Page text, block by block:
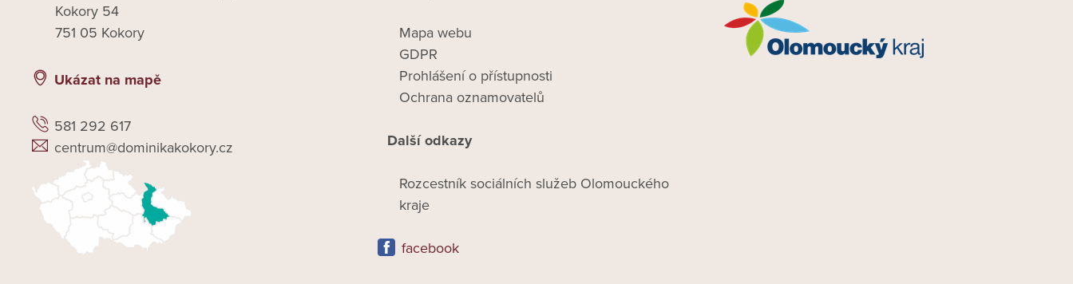
Kokory 54
751 05 Kokory
Ukázat na mapě
581 292 617
centrum@dominikakokory.cz
Mapa webu
GDPR
Prohlášení o přístupnosti
Ochrana oznamovatelů
Další odkazy
Rozcestník sociálních služeb Olomouckého
kraje
facebook